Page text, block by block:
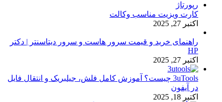
رپورتاژ
کارت ویزیت مناسب وکالت
اکتبر 27, 2025
راهنمای خرید و قیمت سرور هاست و سرور دیتاسنتر | دکتر
HP
اکتبر 27, 2025
3uTools چیست؟ آموزش کامل فلش، جیلبریک و انتقال فایل
در آیفون
اکتبر 18, 2025